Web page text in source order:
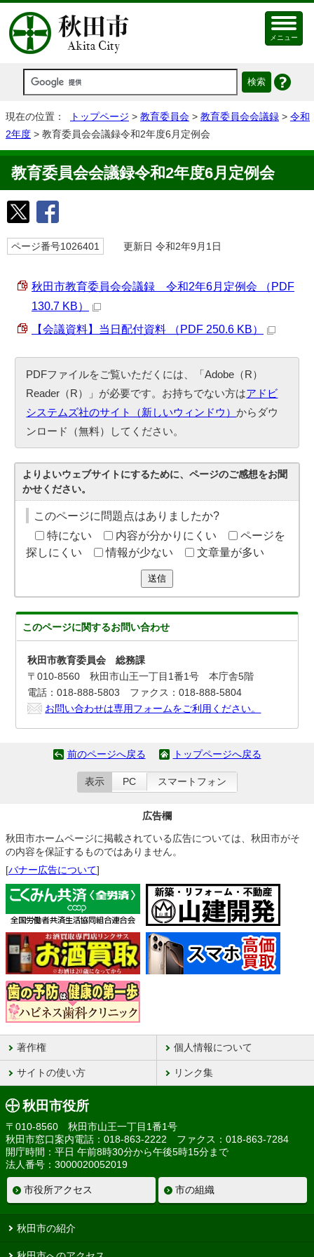
メニュー
現在の位置： トップページ > 教育委員会 > 教育委員会会議録 > 令和
2年度 > 教育委員会会議録令和2年度6月定例会
教育委員会会議録令和2年度6月定例会
ページ番号1026401 更新日 令和2年9月1日
秋田市教育委員会会議録 令和2年6月定例会 （PDF
130.7 KB）
【会議資料】当日配付資料 （PDF 250.6 KB）
PDFファイルをご覧いただくには、「Adobe（R）
Reader（R）」が必要です。お持ちでない方はアドビ
システムズ社のサイト（新しいウィンドウ）からダウ
ンロード（無料）してください。
よりよいウェブサイトにするために、ページのご感想をお聞
かせください。
このページに問題点はありましたか?
特にない
内容が分かりにくい
ページを
探しにくい
情報が少ない 文章量が多い
送信
このページに関するお問い合わせ
秋田市教育委員会 総務課
〒010-8560 秋田市山王一丁目1番1号 本庁舎5階
電話：018-888-5803 ファクス：018-888-5804
お問い合わせは専用フォームをご利用ください。
前のページへ戻る トップページへ戻る
表示 PC スマートフォン
広告欄
秋田市ホームページに掲載されている広告については、秋田市がそ
の内容を保証するものではありません。
[バナー広告について]
著作権 個人情報について
サイトの使い方 リンク集
秋田市役所
〒010-8560 秋田市山王一丁目1番1号
秋田市窓口案内電話：018-863-2222 ファクス：018-863-7284
開庁時間：平日 午前8時30分から午後5時15分まで
法人番号：3000020052019
市役所アクセス 市の組織
秋田市の紹介